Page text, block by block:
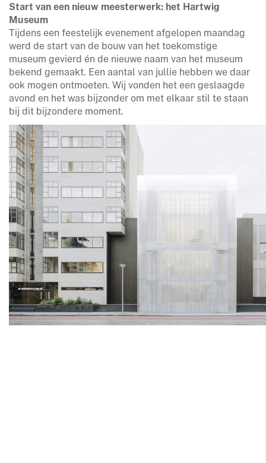
Start van een nieuw meesterwerk: het Hartwig
Museum
Tijdens een feestelijk evenement afgelopen maandag
werd de start van de bouw van het toekomstige
museum gevierd én de nieuwe naam van het museum
bekend gemaakt. Een aantal van jullie hebben we daar
ook mogen ontmoeten. Wij vonden het een geslaagde
avond en het was bijzonder om met elkaar stil te staan
bij dit bijzondere moment.